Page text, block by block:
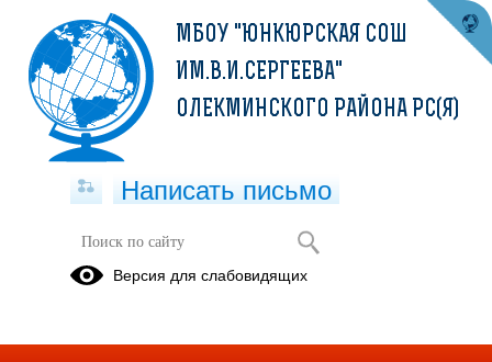
Паспорт дорожной безопасности
МБОУ "ЮНКЮРСКАЯ СОШ
ИМ.В.И.СЕРГЕЕВА"
ОЛЕКМИНСКОГО РАЙОНА РС(Я)
Написать письмо
Версия для слабовидящих